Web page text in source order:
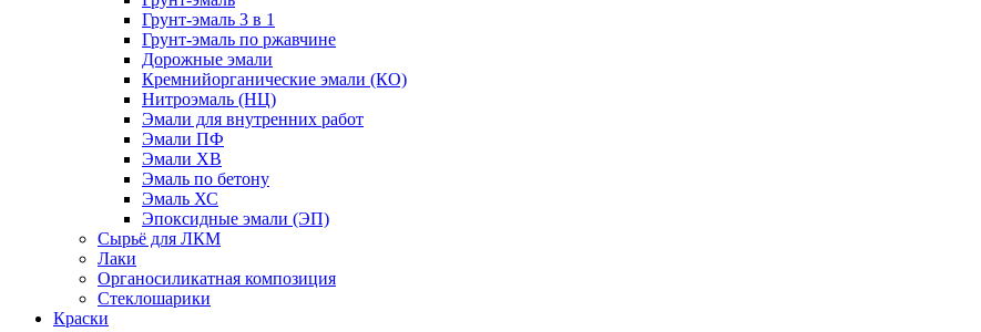
Грунт-эмаль 3 в 1
Грунт-эмаль по ржавчине
Дорожные эмали
Кремнийорганические эмали (КО)
Нитроэмаль (НЦ)
Эмали для внутренних работ
Эмали ПФ
Эмали ХВ
Эмаль по бетону
Эмаль ХС
Эпоксидные эмали (ЭП)
Сырьё для ЛКМ
Лаки
Органосиликатная композиция
Стеклошарики
Краски